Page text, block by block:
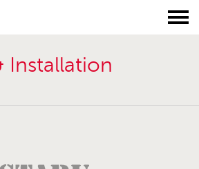
Installation